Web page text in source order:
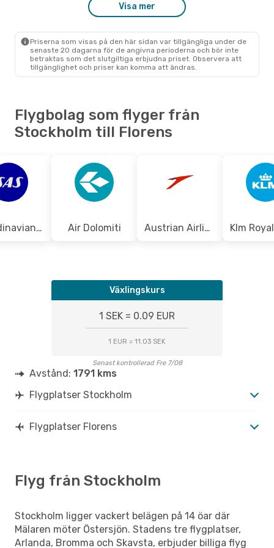
- Tis 25 Aug.
STO- FLR
Klm Royal Dutch Airlines
1 Mellanlandning
FLR- STO
Visa mer
Priserna som visas på den här sidan var tillgängliga under de
senaste 20 dagarna för de angivna perioderna och bör inte
betraktas som det slutgiltiga erbjudna priset. Observera att
tillgänglighet och priser kan komma att ändras.
Flygbolag som flyger från
Stockholm till Florens
Scandinavian Airlines Air Dolomiti Austrian Airlines
Växlingskurs
1 SEK = 0.09 EUR
1 EUR = 11.03 SEK
Senast kontrollerad Fre 7/08
Avstånd: 1791 kms
Flygplatser Stockholm
Flygplatser Florens
Flyg från Stockholm
Stockholm ligger vackert belägen på 14 öar där
Mälaren möter Östersjön. Stadens tre flygplatser,
Arlanda, Bromma och Skavsta, erbjuder billiga flyg